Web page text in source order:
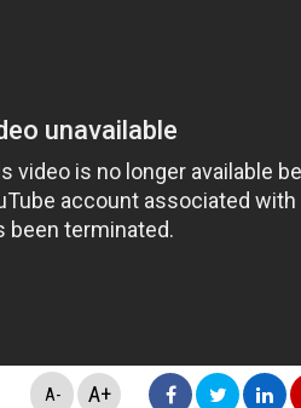
"rüşvet ve irtikap"
damga vurdu…
A- A+